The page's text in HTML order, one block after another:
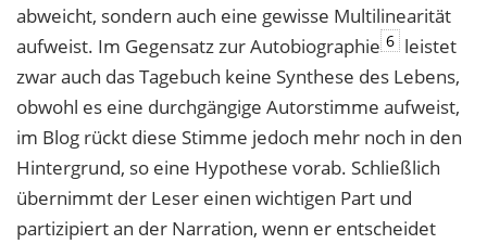
abweicht, sondern auch eine gewisse Multilinearität
aufweist. Im Gegensatz zur Autobiographie 6 leistet
zwar auch das Tagebuch keine Synthese des Lebens,
obwohl es eine durchgängige Autorstimme aufweist,
im Blog rückt diese Stimme jedoch mehr noch in den
Hintergrund, so eine Hypothese vorab. Schließlich
übernimmt der Leser einen wichtigen Part und
partizipiert an der Narration, wenn er entscheidet